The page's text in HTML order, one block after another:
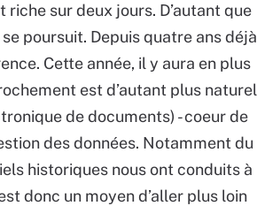
sur deux jours. D’autant que
poursuit. Depuis quatre ans déjà
Cette année, il y aura en plus
est d’autant plus naturel
de documents) - coeur de
des données. Notamment du
historiques nous ont conduits à
donc un moyen d’aller plus loin